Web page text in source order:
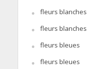
fleurs blanches
fleurs blanches
fleurs bleues
fleurs bleues